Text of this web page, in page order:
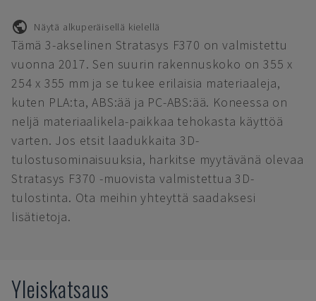
Näytä alkuperäisellä kielellä
Tämä 3-akselinen Stratasys F370 on valmistettu
vuonna 2017. Sen suurin rakennuskoko on 355 x
254 x 355 mm ja se tukee erilaisia materiaaleja,
kuten PLA:ta, ABS:ää ja PC-ABS:ää. Koneessa on
neljä materiaalikela-paikkaa tehokasta käyttöä
varten. Jos etsit laadukkaita 3D-
tulostusominaisuuksia, harkitse myytävänä olevaa
Stratasys F370 -muovista valmistettua 3D-
tulostinta. Ota meihin yhteyttä saadaksesi
lisätietoja.
Yleiskatsaus